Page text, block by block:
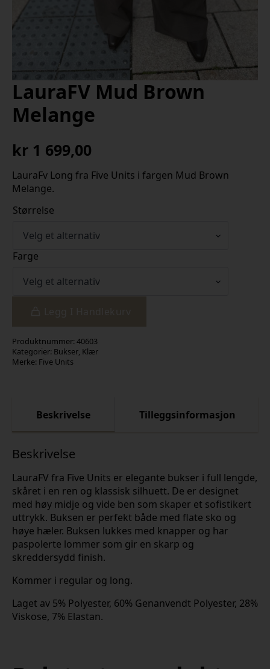
LauraFV Mud Brown
Melange
kr 1 699,00
LauraFv Long fra Five Units i fargen Mud Brown
Melange.
Størrelse
Farge
Produktnummer: 40603
Kategorier: Bukser, Klær
Merke: Five Units
Beskrivelse Tilleggsinformasjon
Beskrivelse
LauraFV fra Five Units er elegante bukser i full lengde,
skåret i en ren og klassisk silhuett. De er designet
med høy midje og vide ben som skaper et sofistikert
uttrykk. Buksen er perfekt både med flate sko og
høye hæler. Buksen lukkes med knapper og har
paspolerte lommer som gir en skarp og
skreddersydd finish.
Kommer i regular og long.
Laget av 5% Polyester, 60% Genanvendt Polyester, 28%
Viskose, 7% Elastan.